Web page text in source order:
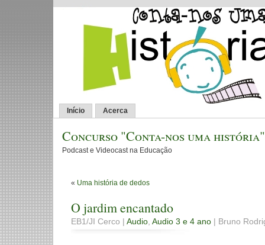
Início Acerca
Concurso "Conta-nos uma história"
Podcast e Videocast na Educação
« Uma história de dedos
O jardim encantado
EB1/JI Cerco | Audio, Audio 3 e 4 ano | Bruno